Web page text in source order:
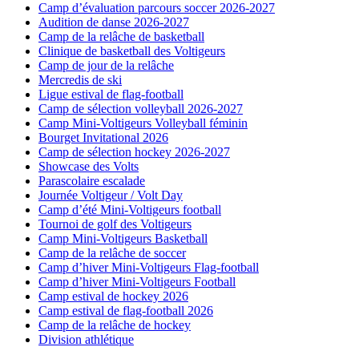
Camp d’évaluation parcours soccer 2026-2027
Audition de danse 2026-2027
Camp de la relâche de basketball
Clinique de basketball des Voltigeurs
Camp de jour de la relâche
Mercredis de ski
Ligue estival de flag-football
Camp de sélection volleyball 2026-2027
Camp Mini-Voltigeurs Volleyball féminin
Bourget Invitational 2026
Camp de sélection hockey 2026-2027
Showcase des Volts
Parascolaire escalade
Journée Voltigeur / Volt Day
Camp d’été Mini-Voltigeurs football
Tournoi de golf des Voltigeurs
Camp Mini-Voltigeurs Basketball
Camp de la relâche de soccer
Camp d’hiver Mini-Voltigeurs Flag-football
Camp d’hiver Mini-Voltigeurs Football
Camp estival de hockey 2026
Camp estival de flag-football 2026
Camp de la relâche de hockey
Division athlétique